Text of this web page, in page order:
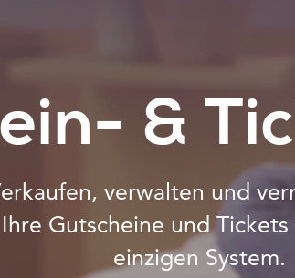
&
verwalten und
Ihre Gutscheine und
einzigen System.